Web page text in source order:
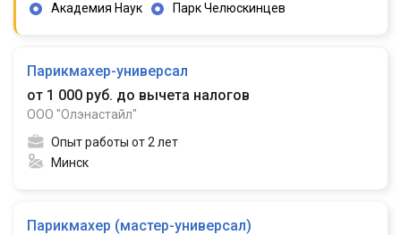
Академия Наук
Парк Челюскинцев
Парикмахер-универсал
от 1 000 руб. до вычета налогов
ООО "Олэнастайл"
Опыт работы от 2 лет
Минск
Парикмахер (мастер-универсал)